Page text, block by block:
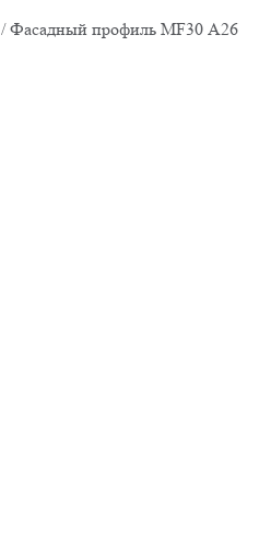
/ Фасадный профиль MF30 А26